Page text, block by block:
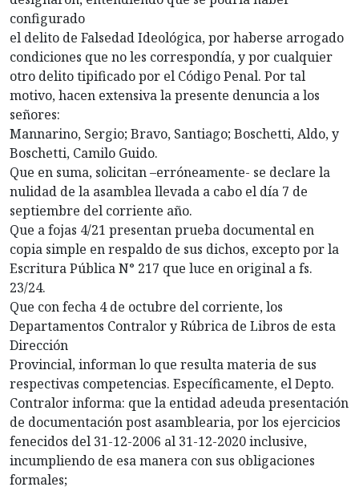
configurado
el delito de Falsedad Ideológica, por haberse arrogado
condiciones que no les correspondía, y por cualquier
otro delito tipificado por el Código Penal. Por tal
motivo, hacen extensiva la presente denuncia a los
señores:
Mannarino, Sergio; Bravo, Santiago; Boschetti, Aldo, y
Boschetti, Camilo Guido.
Que en suma, solicitan –erróneamente- se declare la
nulidad de la asamblea llevada a cabo el día 7 de
septiembre del corriente año.
Que a fojas 4/21 presentan prueba documental en
copia simple en respaldo de sus dichos, excepto por la
Escritura Pública N° 217 que luce en original a fs.
23/24.
Que con fecha 4 de octubre del corriente, los
Departamentos Contralor y Rúbrica de Libros de esta
Dirección
Provincial, informan lo que resulta materia de sus
respectivas competencias. Específicamente, el Depto.
Contralor informa: que la entidad adeuda presentación
de documentación post asamblearia, por los ejercicios
fenecidos del 31-12-2006 al 31-12-2020 inclusive,
incumpliendo de esa manera con sus obligaciones
formales;